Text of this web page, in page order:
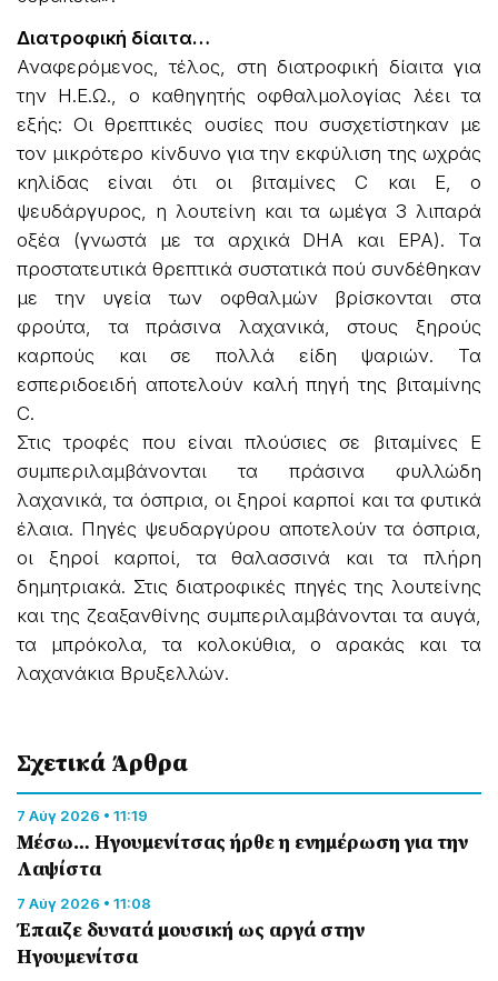
Διατροφική δίαιτα…
Αναφερόμενος, τέλος, στη διατροφική δίαιτα για
την Η.Ε.Ω., ο καθηγητής οφθαλμολογίας λέει τα
εξής: Οι θρεπτικές ουσίες που συσχετίστηκαν με
τον μικρότερο κίνδυνο για την εκφύλιση της ωχράς
κηλίδας είναι ότι οι βιταμίνες C και E, ο
ψευδάργυρος, η λουτείνη και τα ωμέγα 3 λιπαρά
οξέα (γνωστά με τα αρχικά DHA και ΕΡΑ). Τα
προστατευτικά θρεπτικά συστατικά πού συνδέθηκαν
με την υγεία των οφθαλμών βρίσκονται στα
φρούτα, τα πράσινα λαχανικά, στους ξηρούς
καρπούς και σε πολλά είδη ψαριών. Τα
εσπεριδοειδή αποτελούν καλή πηγή της βιταμίνης
C.
Στις τροφές που είναι πλούσιες σε βιταμίνες E
συμπεριλαμβάνονται τα πράσινα φυλλώδη
λαχανικά, τα όσπρια, οι ξηροί καρποί και τα φυτικά
έλαια. Πηγές ψευδαργύρου αποτελούν τα όσπρια,
οι ξηροί καρποί, τα θαλασσινά και τα πλήρη
δημητριακά. Στις διατροφικές πηγές της λουτείνης
και της ζεαξανθίνης συμπεριλαμβάνονται τα αυγά,
τα μπρόκολα, τα κολοκύθια, ο αρακάς και τα
λαχανάκια Βρυξελλών.
Σχετικά Άρθρα
7 Αύγ 2026 • 11:19
Μέσω… Ηγουμενίτσας ήρθε η ενημέρωση για την
Λαψίστα
7 Αύγ 2026 • 11:08
Έπαιζε δυνατά μουσική ως αργά στην
Ηγουμενίτσα